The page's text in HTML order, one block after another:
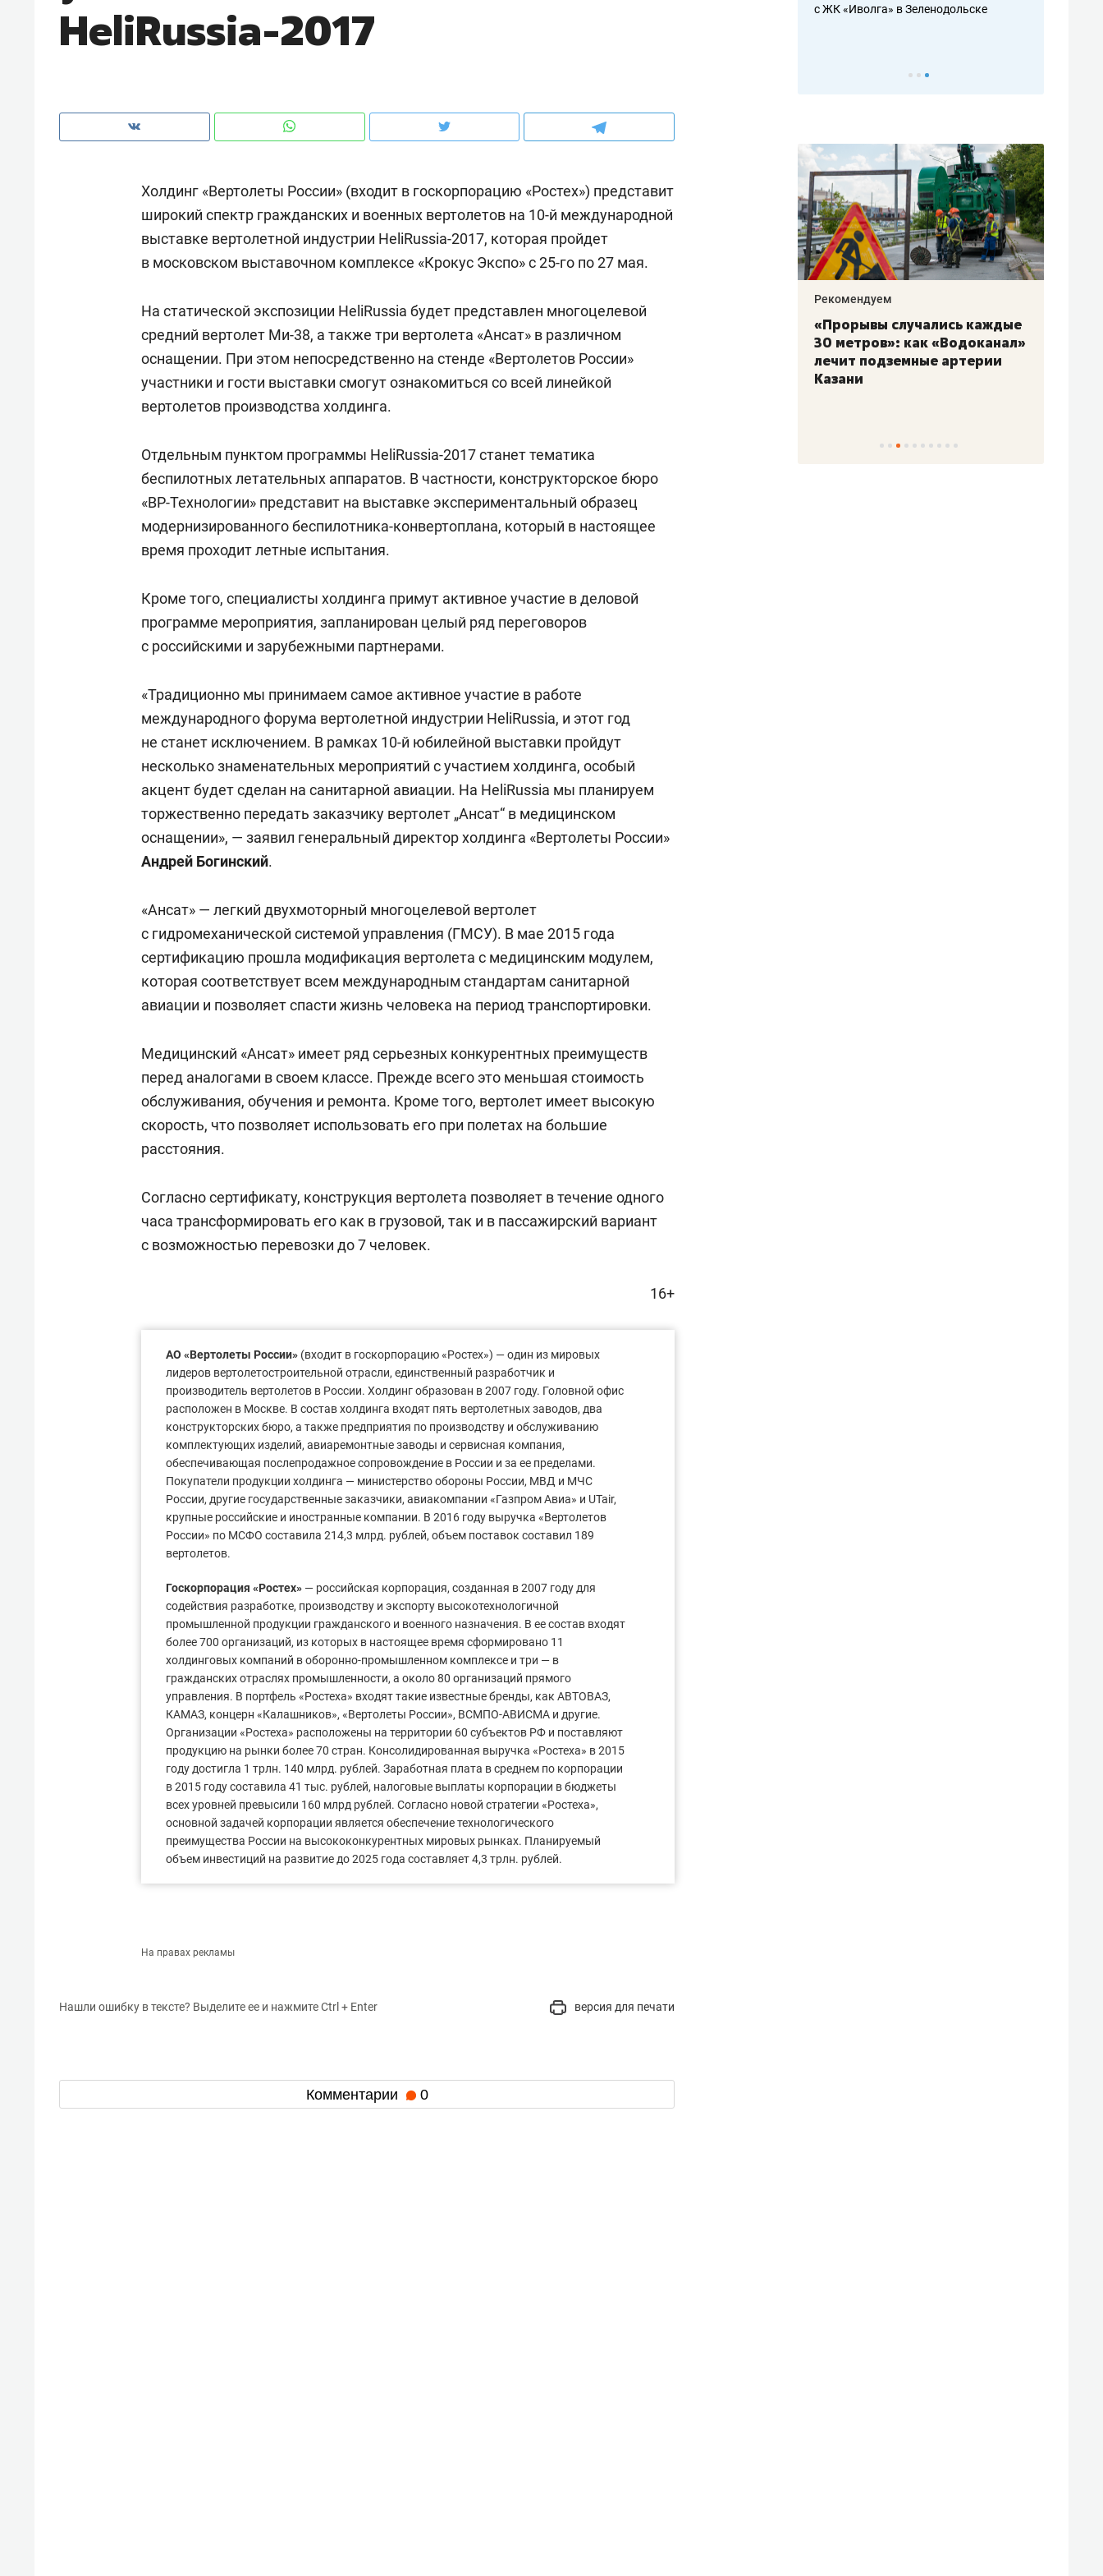
HeliRussia-2017
Холдинг «Вертолеты России» (входит в госкорпорацию «Ростех») представит
широкий спектр гражданских и военных вертолетов на 10-й международной
выставке вертолетной индустрии HeliRussia-2017, которая пройдет
в московском выставочном комплексе «Крокус Экспо» с 25-го по 27 мая.
На статической экспозиции HeliRussia будет представлен многоцелевой
средний вертолет Ми-38, а также три вертолета «Ансат» в различном
оснащении. При этом непосредственно на стенде «Вертолетов России»
участники и гости выставки смогут ознакомиться со всей линейкой
вертолетов производства холдинга.
Отдельным пунктом программы HeliRussia-2017 станет тематика
беспилотных летательных аппаратов. В частности, конструкторское бюро
«ВР-Технологии» представит на выставке экспериментальный образец
модернизированного беспилотника-конвертоплана, который в настоящее
время проходит летные испытания.
Кроме того, специалисты холдинга примут активное участие в деловой
программе мероприятия, запланирован целый ряд переговоров
с российскими и зарубежными партнерами.
«Традиционно мы принимаем самое активное участие в работе
международного форума вертолетной индустрии HeliRussia, и этот год
не станет исключением. В рамках 10-й юбилейной выставки пройдут
несколько знаменательных мероприятий с участием холдинга, особый
акцент будет сделан на санитарной авиации. На HeliRussia мы планируем
торжественно передать заказчику вертолет „Ансат“ в медицинском
оснащении», — заявил генеральный директор холдинга «Вертолеты России»
Андрей Богинский.
«Ансат» — легкий двухмоторный многоцелевой вертолет
с гидромеханической системой управления (ГМСУ). В мае 2015 года
сертификацию прошла модификация вертолета с медицинским модулем,
которая соответствует всем международным стандартам санитарной
авиации и позволяет спасти жизнь человека на период транспортировки.
Медицинский «Ансат» имеет ряд серьезных конкурентных преимуществ
перед аналогами в своем классе. Прежде всего это меньшая стоимость
обслуживания, обучения и ремонта. Кроме того, вертолет имеет высокую
скорость, что позволяет использовать его при полетах на большие
расстояния.
Согласно сертификату, конструкция вертолета позволяет в течение одного
часа трансформировать его как в грузовой, так и в пассажирский вариант
с возможностью перевозки до 7 человек.
16+
АО «Вертолеты России» (входит в госкорпорацию «Ростех») — один из мировых
лидеров вертолетостроительной отрасли, единственный разработчик и
производитель вертолетов в России. Холдинг образован в 2007 году. Головной офис
расположен в Москве. В состав холдинга входят пять вертолетных заводов, два
конструкторских бюро, а также предприятия по производству и обслуживанию
комплектующих изделий, авиаремонтные заводы и сервисная компания,
обеспечивающая послепродажное сопровождение в России и за ее пределами.
Покупатели продукции холдинга — министерство обороны России, МВД и МЧС
России, другие государственные заказчики, авиакомпании «Газпром Авиа» и UTair,
крупные российские и иностранные компании. В 2016 году выручка «Вертолетов
России» по МСФО составила 214,3 млрд. рублей, объем поставок составил 189
вертолетов.
Госкорпорация «Ростех» — российская корпорация, созданная в 2007 году для
содействия разработке, производству и экспорту высокотехнологичной
промышленной продукции гражданского и военного назначения. В ее состав входят
более 700 организаций, из которых в настоящее время сформировано 11
холдинговых компаний в оборонно-промышленном комплексе и три — в
гражданских отраслях промышленности, а около 80 организаций прямого
управления. В портфель «Ростеха» входят такие известные бренды, как АВТОВАЗ,
КАМАЗ, концерн «Калашников», «Вертолеты России», ВСМПО-АВИСМА и другие.
Организации «Ростеха» расположены на территории 60 субъектов РФ и поставляют
продукцию на рынки более 70 стран. Консолидированная выручка «Ростеха» в 2015
году достигла 1 трлн. 140 млрд. рублей. Заработная плата в среднем по корпорации
в 2015 году составила 41 тыс. рублей, налоговые выплаты корпорации в бюджеты
всех уровней превысили 160 млрд рублей. Согласно новой стратегии «Ростеха»,
основной задачей корпорации является обеспечение технологического
преимущества России на высококонкурентных мировых рынках. Планируемый
объем инвестиций на развитие до 2025 года составляет 4,3 трлн. рублей.
На правах рекламы
Нашли ошибку в тексте? Выделите ее и нажмите Ctrl + Enter версия для печати
Комментарии 0
с ЖК «Иволга» в Зеленодольске
ищут не активы, а людей,
которые ими управляли. Они
отвечают личным
имуществом!»
Опыт выживания в дикой
природе, работа
с ментальным и физическим
состоянием как основа
антихрупких команд
Мексика, рок-концерт
и вагон с чак-чаком: как
в Менделеевске прошла
«Гонка Героев»
Рекомендуем
«Прорывы случались каждые
30 метров»: как «Водоканал»
лечит подземные артерии
Казани